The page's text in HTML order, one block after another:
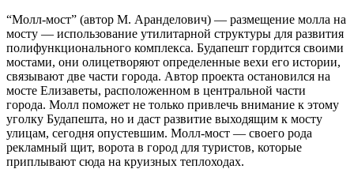
“Молл-мост” (автор М. Аранделович) — размещение молла на
мосту — использование утилитарной структуры для развития
полифункционального комплекса. Будапешт гордится своими
мостами, они олицетворяют определенные вехи его истории,
связывают две части города. Автор проекта остановился на
мосте Елизаветы, расположенном в центральной части
города. Молл поможет не только привлечь внимание к этому
уголку Будапешта, но и даст развитие выходящим к мосту
улицам, сегодня опустевшим. Молл-мост — своего рода
рекламный щит, ворота в город для туристов, которые
приплывают сюда на круизных теплоходах.